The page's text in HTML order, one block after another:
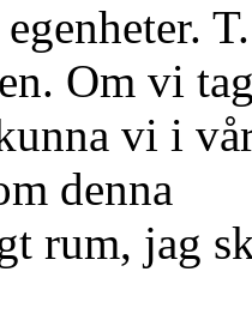
Om vi
vi i
denna
rum, jag